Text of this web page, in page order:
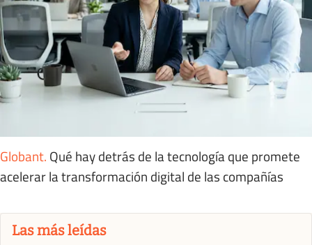
Globant. Qué hay detrás de la tecnología que promete
acelerar la transformación digital de las compañías
Las más leídas